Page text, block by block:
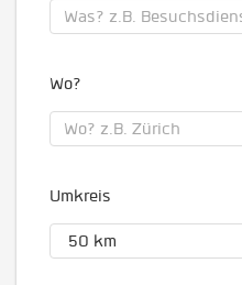
Wo?
Umkreis